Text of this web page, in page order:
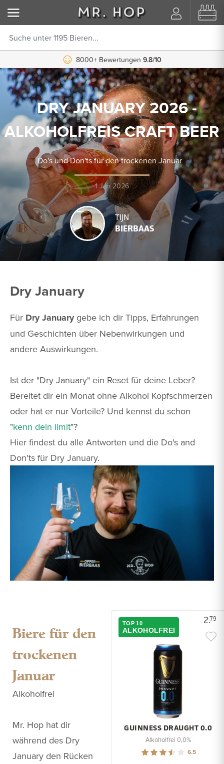
8000+ Bewertungen 9.8/10
DRY JANUARY 2026 -
ALKOHOLFREIS CRAFT BEER
Do's und Don'ts für den trockenen Januar
1 Jan 2026
TIJN
BIERBAAS
Dry January
Für Dry Januarygebe ich dir Tipps, Erfahrungen
und Geschichten über Nebenwirkungen und
andere Auswirkungen.
Ist der "Dry January" ein Reset für deine Leber?
Bereitet dir ein Monat ohne Alkohol Kopfschmerzen
oder hat er nur Vorteile? Und kennst du schon
"kenn dein limit"?
Hier findest du alle Antworten und die Do's and
Don'ts für Dry January.
Biere für den
trockenen
Januar
Alkoholfrei
Mr. Hop hat dir
während des Dry
January den Rücken
2.79
TOP 10
ALKOHOLFREI
GUINNESS DRAUGHT 0.0
Alkoholfrei 0,0%
6.5